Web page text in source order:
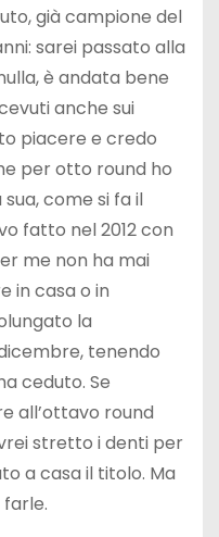
già campione del
sarei passato alla
è andata bene
anche sui
piacere e credo
per otto round ho
come si fa il
fatto nel 2012 con
me non ha mai
in casa o in
la
tenendo
ceduto. Se
all’ottavo round
stretto i denti per
a casa il titolo. Ma